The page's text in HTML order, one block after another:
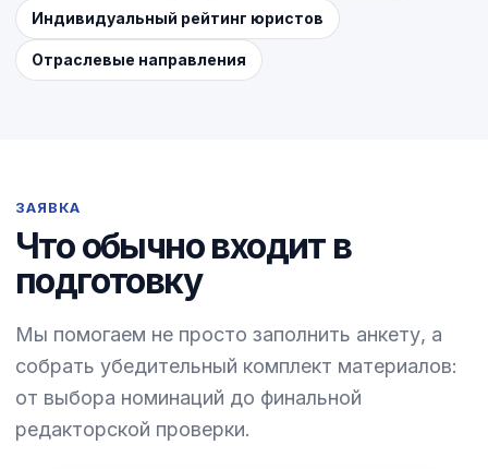
Индивидуальный рейтинг юристов
Отраслевые направления
ЗАЯВКА
Что обычно входит в
подготовку
Мы помогаем не просто заполнить анкету, а
собрать убедительный комплект материалов:
от выбора номинаций до финальной
редакторской проверки.